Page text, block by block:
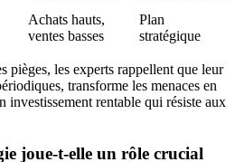
Achats hauts,
ventes basses
Plan
stratégique
pièges, les experts rappellent que leur
transforme les menaces en
investissement rentable qui résiste aux
joue-t-elle un rôle crucial